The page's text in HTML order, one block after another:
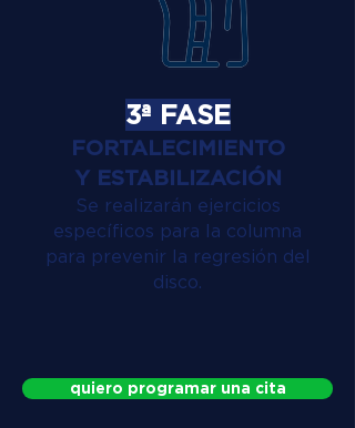
3ª FASE
FORTALECIMIENTO
Y ESTABILIZACIÓN
Se realizarán ejercicios
específicos para la columna
para prevenir la regresión del
disco.
quiero programar una cita